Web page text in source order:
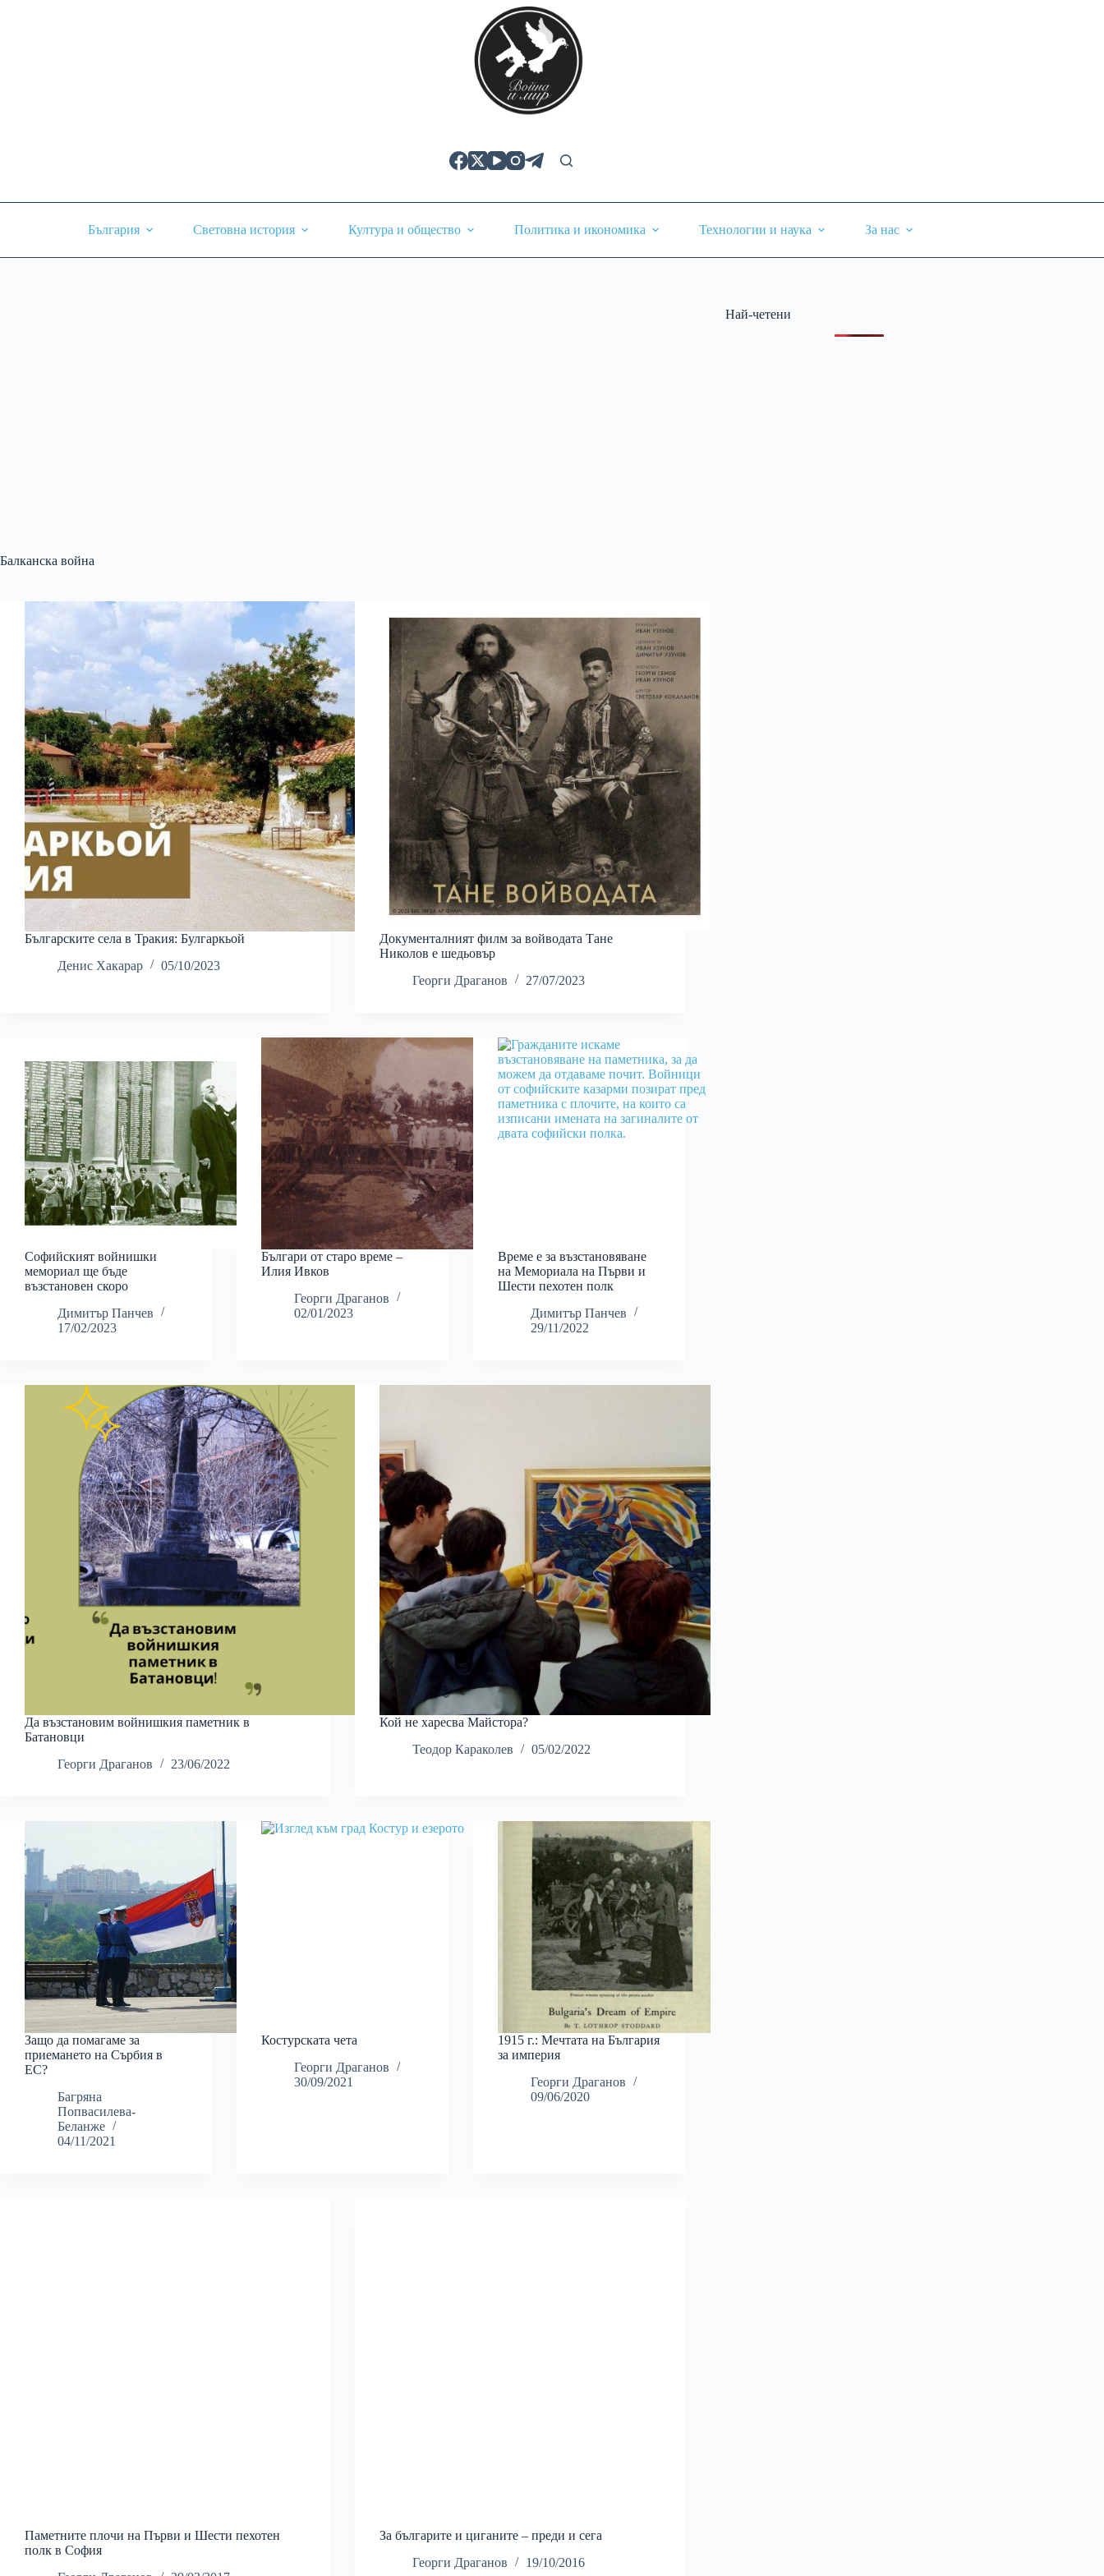
България Световна история Култура и общество Политика и икономика Технологии и наука За нас
Балканска война
Българските села в Тракия: Булгаркьой
Денис Хакарар
05/10/2023
Документалният филм за войводата Тане
Николов е шедьовър
Георги Драганов
27/07/2023
Софийският войнишки
мемориал ще бъде
възстановен скоро
Димитър Панчев
17/02/2023
Българи от старо време –
Илия Ивков
Георги Драганов
02/01/2023
Време е за възстановяване
на Мемориала на Първи и
Шести пехотен полк
Димитър Панчев
29/11/2022
Да възстановим войнишкия паметник в
Батановци
Георги Драганов
23/06/2022
Кой не харесва Майстора?
Теодор Караколев
05/02/2022
Защо да помагаме за
приемането на Сърбия в
ЕС?
Багряна
Попвасилева-
Беланже
04/11/2021
Костурската чета
Георги Драганов
30/09/2021
1915 г.: Мечтата на България
за империя
Георги Драганов
09/06/2020
Паметните плочи на Първи и Шести пехотен
полк в София
За българите и циганите – преди и сега
Георги Драганов
19/10/2016
Най-четени